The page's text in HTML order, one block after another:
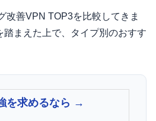
改善VPN TOP3を比較してきま
踏まえた上で、タイプ別のおすす
を求めるなら →